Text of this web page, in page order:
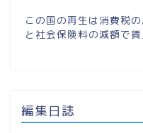
この国の再生は消費税
と社会保険料の減額で賃
編集日誌